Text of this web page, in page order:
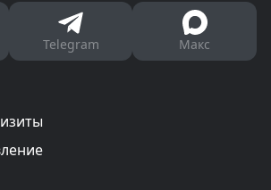
Telegram Макс